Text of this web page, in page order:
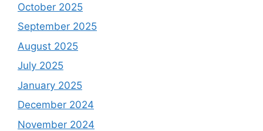
October 2025
September 2025
August 2025
July 2025
January 2025
December 2024
November 2024